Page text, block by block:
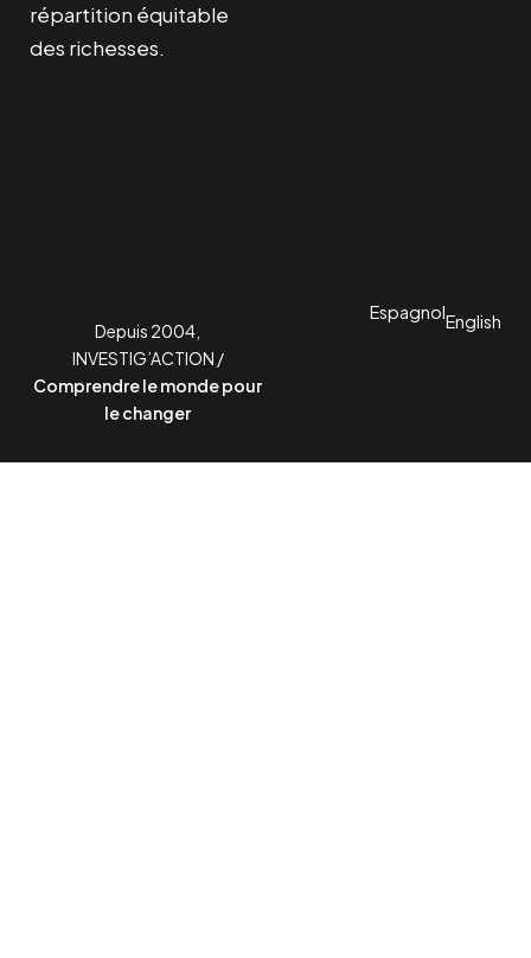
répartition équitable
des richesses.
Depuis 2004,
INVESTIG’ACTION /
Comprendre le monde pour
le changer
EspagnolEnglish